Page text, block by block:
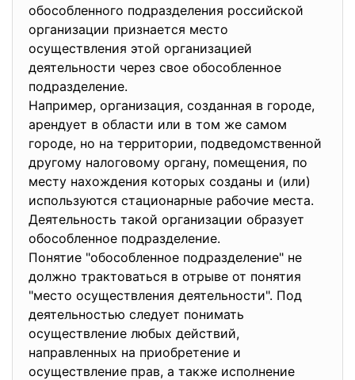
обособленного подразделения российской
организации признается место
осуществления этой организацией
деятельности через свое обособленное
подразделение.
Например, организация, созданная в городе,
арендует в области или в том же самом
городе, но на территории, подведомственной
другому налоговому органу, помещения, по
месту нахождения которых созданы и (или)
используются стационарные рабочие места.
Деятельность такой организации образует
обособленное подразделение.
Понятие "обособленное подразделение" не
должно трактоваться в отрыве от понятия
"место осуществления деятельности". Под
деятельностью следует понимать
осуществление любых действий,
направленных на приобретение и
осуществление прав, а также исполнение